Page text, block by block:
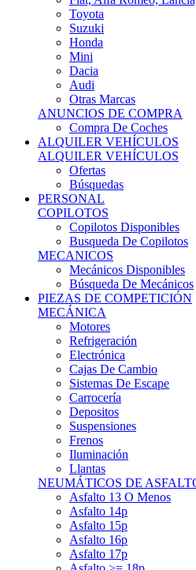
Suzuki
Honda
Mini
Dacia
Audi
Otras Marcas
ANUNCIOS DE COMPRA
Compra De Coches
ALQUILER VEHÍCULOS
ALQUILER VEHÍCULOS
Ofertas
Búsquedas
PERSONAL
COPILOTOS
Copilotos Disponibles
Busqueda De Copilotos
MECANICOS
Mecánicos Disponibles
Búsqueda De Mecánicos
PIEZAS DE COMPETICIÓN
MECÁNICA
Motores
Refrigeración
Electrónica
Cajas De Cambio
Sistemas De Escape
Carrocería
Depositos
Suspensiones
Frenos
Iluminación
Llantas
NEUMÁTICOS DE ASFALTO
Asfalto 13 O Menos
Asfalto 14p
Asfalto 15p
Asfalto 16p
Asfalto 17p
Asfalto >= 18p
NEUMÁTICOS DE TIERRA